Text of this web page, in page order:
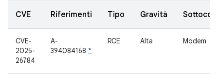
CVE Riferimenti Tipo Gravità
CVE-
2025-
26784
A-
394084168 *
RCE Alta Modem